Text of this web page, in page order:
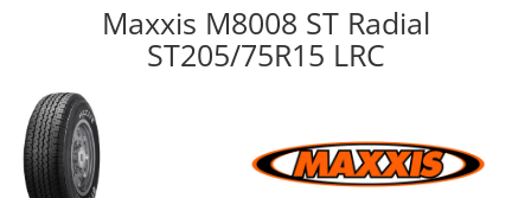
Maxxis M8008 ST Radial
ST205/75R15 LRC